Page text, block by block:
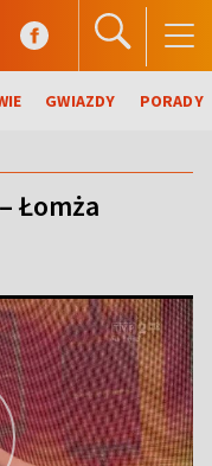
GWIAZDY PORADY
Łomża